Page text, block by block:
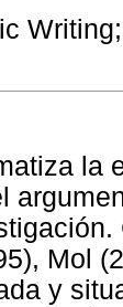
la
Mol
y